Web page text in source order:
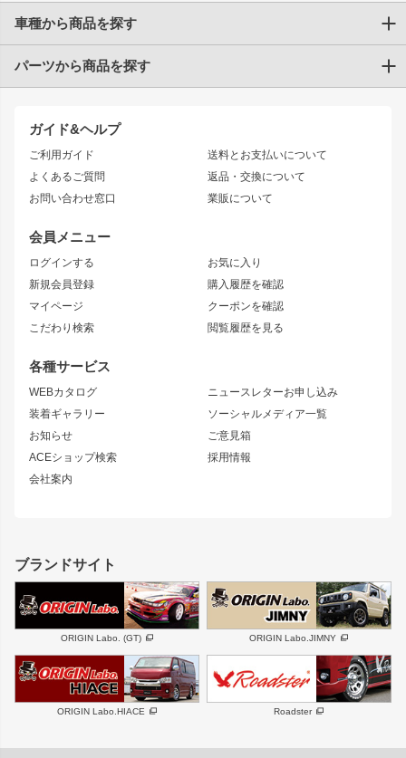
ガイド&ヘルプ
ご利用ガイド
よくあるご質問
お問い合わせ窓口
送料とお支払いについて
返品・交換について
業販について
会員メニュー
ログインする
新規会員登録
マイページ
こだわり検索
お気に入り
購入履歴を確認
クーポンを確認
閲覧履歴を見る
各種サービス
WEBカタログ
装着ギャラリー
お知らせ
ACEショップ検索
会社案内
ニュースレターお申し込み
ソーシャルメディア一覧
ご意見箱
採用情報
車種から商品を探す
トヨタ
JZX90 CHASER
JZX110 MARK II
JZX100 MARK II
JZX90 MARK II
トレノ
マークX
アリスト
ソアラ
アルテッツァ
ニッサン
S15 シルビア
S14 シルビア 後期
S13 シルビア
180SX
シルエイティ
ワンビア
ローレル
セフィーロ
キャラバン
スズキ
GS350
SC
スバル 三菱
デリカ D:5
軽自動車 汎用
パーツから商品を探す
エアロシリーズ
ドリフトライン
風神
雷神
レーシングライン
アタックライン
ストリームライン
リアウイング
ジムニーパーツ
ホイール
MUD-S7
MUD-SR7
まつど家 鉄漢
ボンネット
フェンダー
サイドパーツ
リアゲート
メンテナンスパーツ
ハイエースパーツ
ホイール
DAYTONA-RS
DAYTONA-RS NEO
エアロシリーズ
ブランドサイト
ORIGIN Labo. (GT) ORIGIN Labo.JIMNY
ORIGIN Labo.HIACE Roadster